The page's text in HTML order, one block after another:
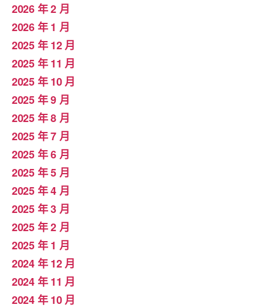
2026 年 2 月
2026 年 1 月
2025 年 12 月
2025 年 11 月
2025 年 10 月
2025 年 9 月
2025 年 8 月
2025 年 7 月
2025 年 6 月
2025 年 5 月
2025 年 4 月
2025 年 3 月
2025 年 2 月
2025 年 1 月
2024 年 12 月
2024 年 11 月
2024 年 10 月